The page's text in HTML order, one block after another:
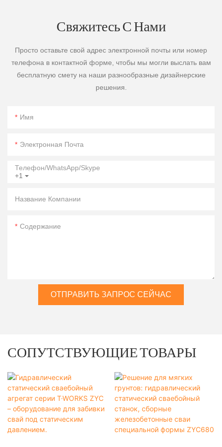
Свяжитесь С Нами
Просто оставьте свой адрес электронной почты или номер
телефона в контактной форме, чтобы мы могли выслать вам
бесплатную смету на наши разнообразные дизайнерские
решения.
Имя
Электронная Почта
+1
Телефон/WhatsApp/Skype
Название Компании
Содержание
ОТПРАВИТЬ ЗАПРОС СЕЙЧАС
СОПУТСТВУЮЩИЕ ТОВАРЫ